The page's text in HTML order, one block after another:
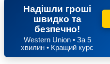
Надішли гроші
швидко та
безпечно!
Western Union • За 5
хвилин • Кращий курс